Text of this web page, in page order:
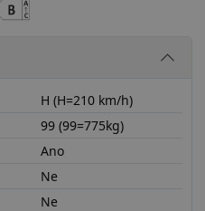
H (H=210 km/h)
99 (99=775kg)
Ano
Ne
Ne